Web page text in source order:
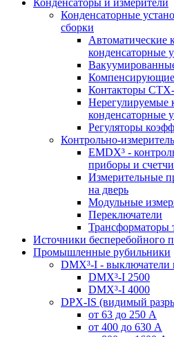
Конденсаторы и измерители
Конденсаторные
сборки
Автоматические
конденсаторные
Контакторы
Нерегулируемые
конденсаторные
Регуляторы
Контрольно-
EMDX³ -
приборы и
Измерительные
на дверь
Модульные
Переключатели
Трансформаторы
Источники бесперебойного
Промышленные рубильники
DMX³-I - выключатели
DMX³-I 2500
DMX³-I 4000
DPX-IS (видимый
от 63 до 250 А
от 400 до 630 А